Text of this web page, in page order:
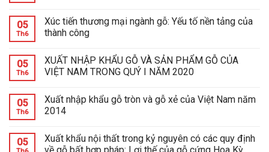
05
Th6
Xúc tiến thương mại ngành gỗ: Yếu tố nền tảng của
thành công
05
Th6
XUẤT NHẬP KHẨU GỖ VÀ SẢN PHẨM GỖ CỦA
VIỆT NAM TRONG QUÝ I NĂM 2020
05
Th6
Xuất nhập khẩu gỗ tròn và gỗ xẻ của Việt Nam năm
2014
05
Xuất khẩu nội thất trong kỷ nguyên có các quy định